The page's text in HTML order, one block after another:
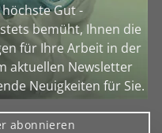
Gut -
bemüht, Ihnen die
für Ihre Arbeit in der
aktuellen Newsletter
Neuigkeiten für Sie.
abonnieren